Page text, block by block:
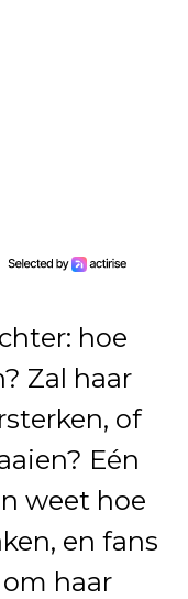
hoe
Zal haar
of
Eén
weet hoe
en fans
haar